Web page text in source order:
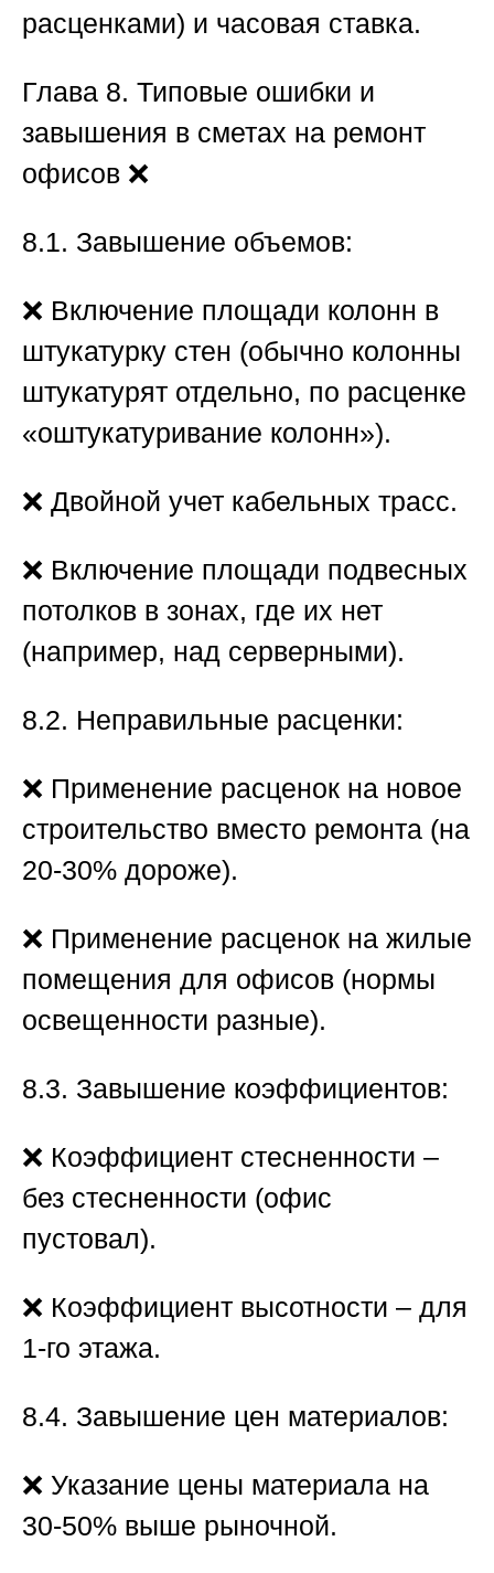
расценками) и часовая ставка.
Глава 8. Типовые ошибки и
завышения в сметах на ремонт
офисов ❌
8.1. Завышение объемов:
❌ Включение площади колонн в
штукатурку стен (обычно колонны
штукатурят отдельно, по расценке
«оштукатуривание колонн»).
❌ Двойной учет кабельных трасс.
❌ Включение площади подвесных
потолков в зонах, где их нет
(например, над серверными).
8.2. Неправильные расценки:
❌ Применение расценок на новое
строительство вместо ремонта (на
20-30% дороже).
❌ Применение расценок на жилые
помещения для офисов (нормы
освещенности разные).
8.3. Завышение коэффициентов:
❌ Коэффициент стесненности –
без стесненности (офис
пустовал).
❌ Коэффициент высотности – для
1-го этажа.
8.4. Завышение цен материалов:
❌ Указание цены материала на
30-50% выше рыночной.